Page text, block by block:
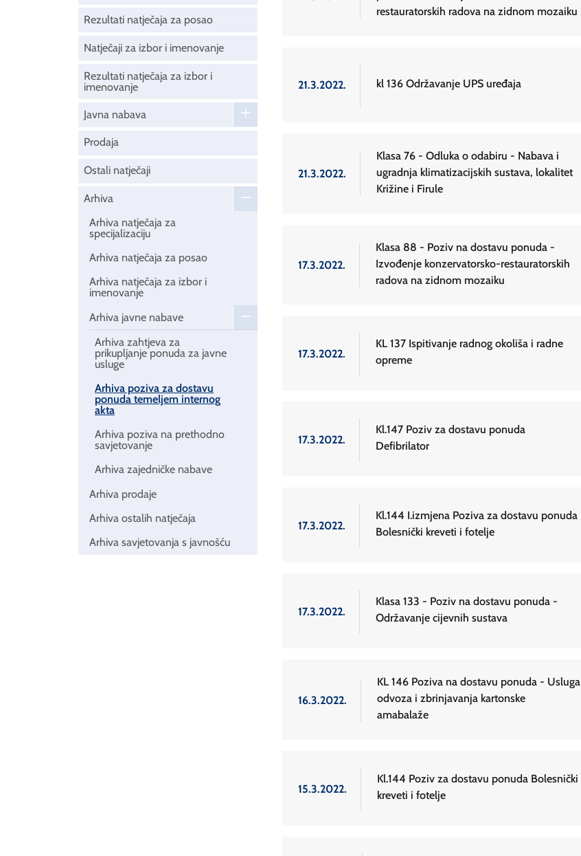
Rezultati natječaja za posao
Natječaji za izbor i imenovanje
Rezultati natječaja za izbor i
imenovanje
Javna nabava
Prodaja
Ostali natječaji
Arhiva
Arhiva natječaja za
specijalizaciju
Arhiva natječaja za posao
Arhiva natječaja za izbor i
imenovanje
Arhiva javne nabave
Arhiva zahtjeva za
prikupljanje ponuda za javne
usluge
Arhiva poziva za dostavu
ponuda temeljem internog
akta
Arhiva poziva na prethodno
savjetovanje
Arhiva zajedničke nabave
Arhiva prodaje
Arhiva ostalih natječaja
Arhiva savjetovanja s javnošću
restauratorskih radova na zidnom mozaiku
21.3.2022. kl 136 Održavanje UPS uređaja
21.3.2022.
Klasa 76 - Odluka o odabiru - Nabava i
ugradnja klimatizacijskih sustava, lokalitet
Križine i Firule
17.3.2022.
Klasa 88 - Poziv na dostavu ponuda -
Izvođenje konzervatorsko-restauratorskih
radova na zidnom mozaiku
17.3.2022.
KL 137 Ispitivanje radnog okoliša i radne
opreme
17.3.2022.
Kl.147 Poziv za dostavu ponuda
Defibrilator
17.3.2022.
Kl.144 I.izmjena Poziva za dostavu ponuda
Bolesnički kreveti i fotelje
17.3.2022.
Klasa 133 - Poziv na dostavu ponuda -
Održavanje cijevnih sustava
16.3.2022.
KL 146 Poziva na dostavu ponuda - Usluga
odvoza i zbrinjavanja kartonske
amabalaže
15.3.2022.
Kl.144 Poziv za dostavu ponuda Bolesnički
kreveti i fotelje